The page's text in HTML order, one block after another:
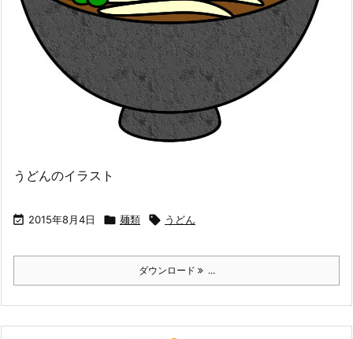
うどんのイラスト
 2015年8月4日  麺類  うどん
ダウンロード ...